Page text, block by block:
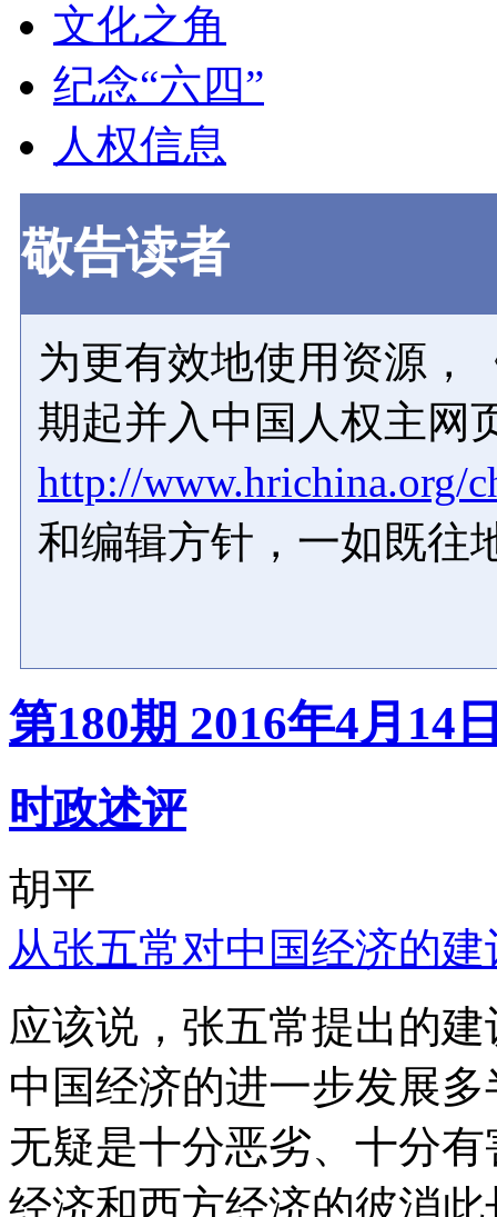
文化之角
纪念“六四”
人权信息
敬告读者
为更有效地使用资源，
期起并入中国人权主网
http://www.hrichina.org/
和编辑方针，一如既往
第180期 2016年4月14
时政述评
胡平
从张五常对中国经济的
应该说，张五常提出的
中国经济的进一步发展
无疑是十分恶劣、十分
经济和西方经济的彼消